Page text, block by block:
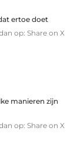
ertoe doet
op: Share on X
manieren zijn
op: Share on X